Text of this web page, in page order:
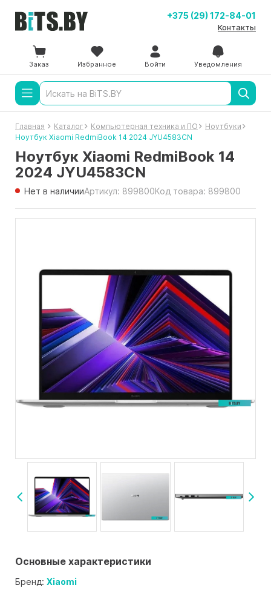
+375 (29) 172-84-01
Контакты
Заказ Избранное Войти Уведомления
Главная Каталог Компьютерная техника и ПО
Ноутбуки
Ноутбук Xiaomi RedmiBook 14 2024 JYU4583CN
Ноутбук Xiaomi RedmiBook 14
2024 JYU4583CN
Нет в наличииАртикул: 899800Код товара: 899800
Основные характеристики
Бренд: Xiaomi